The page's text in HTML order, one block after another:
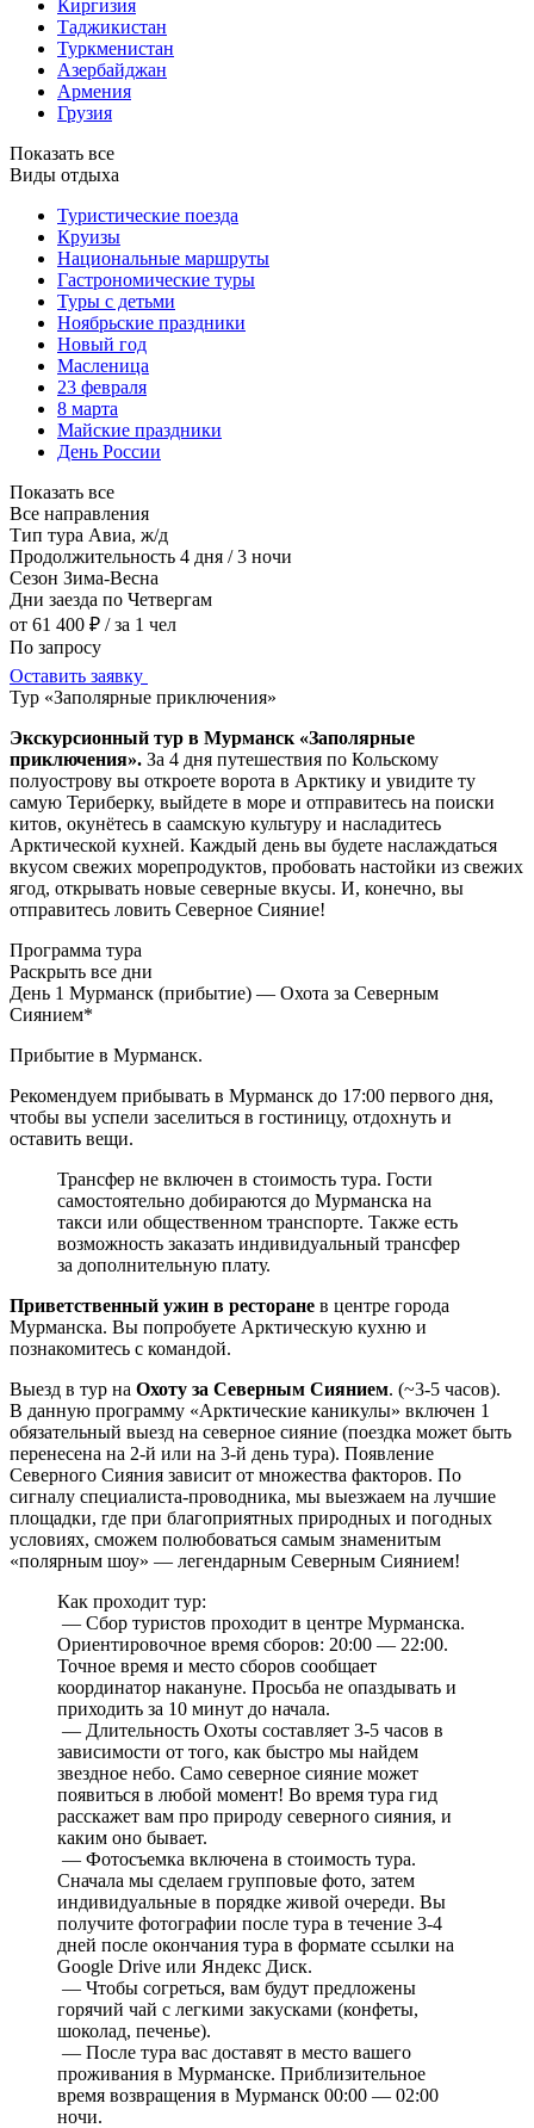
Киргизия
Таджикистан
Туркменистан
Азербайджан
Армения
Грузия
Показать все
Виды отдыха
Туристические поезда
Круизы
Национальные маршруты
Гастрономические туры
Туры с детьми
Ноябрьские праздники
Новый год
Масленица
23 февраля
8 марта
Майские праздники
День России
Показать все
Все направления
Тип тура Авиа, ж/д
Продолжительность 4 дня / 3 ночи
Сезон Зима-Весна
Дни заезда по Четвергам
от 61 400 ₽ / за 1 чел
По запросу
Оставить заявку
Тур «Заполярные приключения»
Экскурсионный тур в Мурманск «Заполярные
приключения». За 4 дня путешествия по Кольскому
полуострову вы откроете ворота в Арктику и увидите ту
самую Териберку, выйдете в море и отправитесь на поиски
китов, окунётесь в саамскую культуру и насладитесь
Арктической кухней. Каждый день вы будете наслаждаться
вкусом свежих морепродуктов, пробовать настойки из свежих
ягод, открывать новые северные вкусы. И, конечно, вы
отправитесь ловить Северное Сияние!
Программа тура
Раскрыть все дни
День 1 Мурманск (прибытие) — Охота за Северным
Сиянием*
Прибытие в Мурманск.
Рекомендуем прибывать в Мурманск до 17:00 первого дня,
чтобы вы успели заселиться в гостиницу, отдохнуть и
оставить вещи.
Трансфер не включен в стоимость тура. Гости
самостоятельно добираются до Мурманска на
такси или общественном транспорте. Также есть
возможность заказать индивидуальный трансфер
за дополнительную плату.
Приветственный ужин в ресторане в центре города
Мурманска. Вы попробуете Арктическую кухню и
познакомитесь с командой.
Выезд в тур на Охоту за Северным Сиянием. (~3-5 часов).
В данную программу «Арктические каникулы» включен 1
обязательный выезд на северное сияние (поездка может быть
перенесена на 2-й или на 3-й день тура). Появление
Северного Сияния зависит от множества факторов. По
сигналу специалиста-проводника, мы выезжаем на лучшие
площадки, где при благоприятных природных и погодных
условиях, сможем полюбоваться самым знаменитым
«полярным шоу» — легендарным Северным Сиянием!
Как проходит тур:
— Сбор туристов проходит в центре Мурманска.
Ориентировочное время сборов: 20:00 — 22:00.
Точное время и место сборов сообщает
координатор накануне. Просьба не опаздывать и
приходить за 10 минут до начала.
— Длительность Охоты составляет 3-5 часов в
зависимости от того, как быстро мы найдем
звездное небо. Само северное сияние может
появиться в любой момент! Во время тура гид
расскажет вам про природу северного сияния, и
каким оно бывает.
— Фотосъемка включена в стоимость тура.
Сначала мы сделаем групповые фото, затем
индивидуальные в порядке живой очереди. Вы
получите фотографии после тура в течение 3-4
дней после окончания тура в формате ссылки на
Google Drive или Яндекс Диск.
— Чтобы согреться, вам будут предложены
горячий чай с легкими закусками (конфеты,
шоколад, печенье).
— После тура вас доставят в место вашего
проживания в Мурманске. Приблизительное
время возвращения в Мурманск 00:00 — 02:00
ночи.